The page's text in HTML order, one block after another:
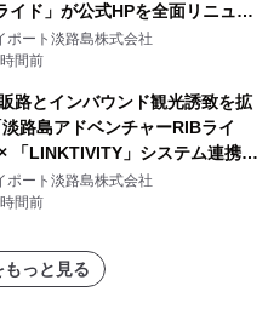
イド」が公式HPを全面リニュー
～スマホで即予約完了の「スマ
計」へ刷新～
ポート淡路島株式会社
間前
路とインバウンド観光誘致を拡
路島アドベンチャーRIBライ
「LINKTIVITY」システム連携を
ポート淡路島株式会社
間前
っと見る